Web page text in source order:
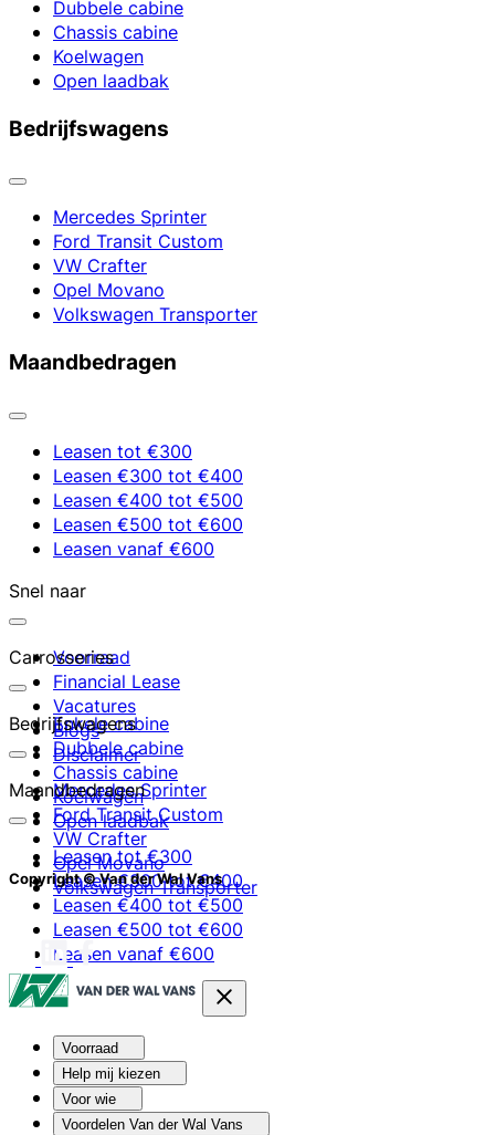
Dubbele cabine
Chassis cabine
Koelwagen
Open laadbak
Bedrijfswagens
Mercedes Sprinter
Ford Transit Custom
VW Crafter
Opel Movano
Volkswagen Transporter
Maandbedragen
Leasen tot €300
Leasen €300 tot €400
Leasen €400 tot €500
Leasen €500 tot €600
Leasen vanaf €600
Snel naar
Voorraad
Financial Lease
Vacatures
Blogs
Disclaimer
Carrosseries
Enkele cabine
Dubbele cabine
Chassis cabine
Koelwagen
Open laadbak
Bedrijfswagens
Mercedes Sprinter
Ford Transit Custom
VW Crafter
Opel Movano
Volkswagen Transporter
Maandbedragen
Leasen tot €300
Leasen €300 tot €400
Leasen €400 tot €500
Leasen €500 tot €600
Leasen vanaf €600
Copyright © Van der Wal Vans
Voorraad
Help mij kiezen
Voor wie
Voordelen Van der Wal Vans